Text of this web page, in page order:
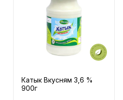
Катык Вкусням 3,6 %
900г